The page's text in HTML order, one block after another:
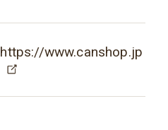
https://www.canshop.jp